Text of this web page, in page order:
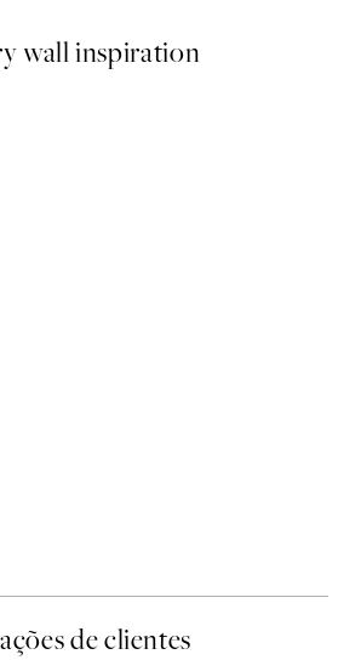
wall inspiration
de clientes